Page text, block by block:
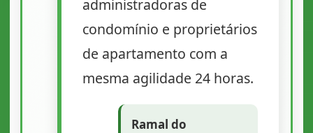
administradoras de
condomínio e proprietários
de apartamento com a
mesma agilidade 24 horas.
Ramal do